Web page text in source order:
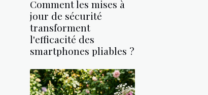
Comment les mises à
jour de sécurité
transforment
l'efficacité des
smartphones pliables ?